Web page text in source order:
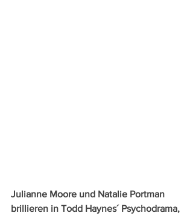
Julianne Moore und Natalie Portman
brillieren in Todd Haynes´ Psychodrama,